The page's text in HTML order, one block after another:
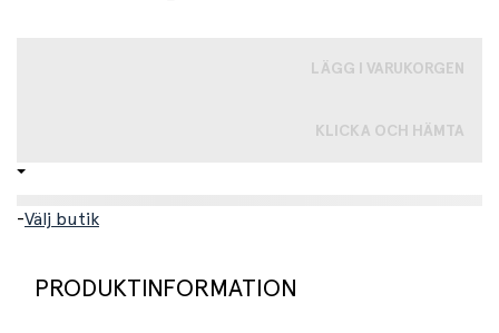
LÄGG I VARUKORGEN
KLICKA OCH HÄMTA
-Välj butik
PRODUKTINFORMATION